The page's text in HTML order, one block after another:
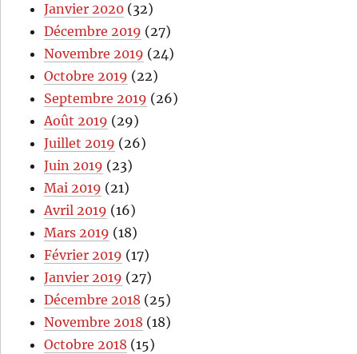
Janvier 2020 (32)
Décembre 2019 (27)
Novembre 2019 (24)
Octobre 2019 (22)
Septembre 2019 (26)
Août 2019 (29)
Juillet 2019 (26)
Juin 2019 (23)
Mai 2019 (21)
Avril 2019 (16)
Mars 2019 (18)
Février 2019 (17)
Janvier 2019 (27)
Décembre 2018 (25)
Novembre 2018 (18)
Octobre 2018 (15)